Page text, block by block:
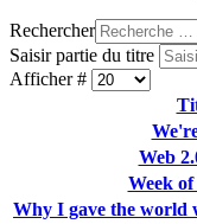
Rechercher
Saisir partie du titre
Afficher #
Web
Week
Why I gave the world